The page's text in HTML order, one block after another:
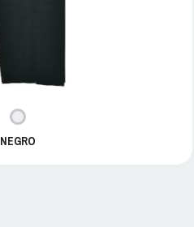
NEGRO